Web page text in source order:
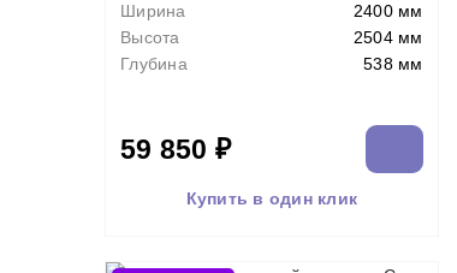
Ширина
2400 мм
Высота
2504 мм
Глубина
538 мм
59 850 ₽
Купить в один клик